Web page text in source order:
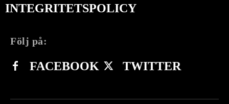
INTEGRITETSPOLICY
Följ på:
FACEBOOK TWITTER